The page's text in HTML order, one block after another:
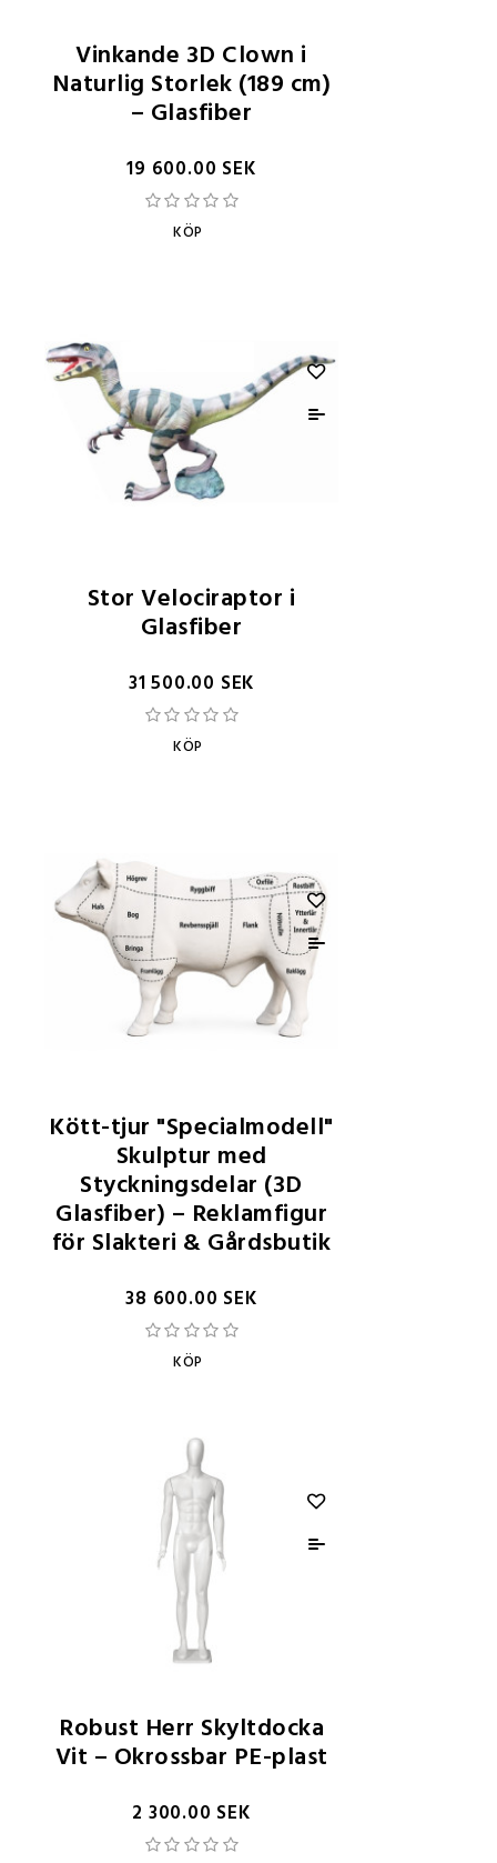
Vinkande 3D Clown i
Naturlig Storlek (189 cm)
– Glasfiber
19 600.00 SEK
KÖP
Stor Velociraptor i
Glasfiber
31 500.00 SEK
KÖP
Kött-tjur "Specialmodell"
Skulptur med
Styckningsdelar (3D
Glasfiber) – Reklamfigur
för Slakteri & Gårdsbutik
38 600.00 SEK
KÖP
Robust Herr Skyltdocka
Vit – Okrossbar PE-plast
2 300.00 SEK